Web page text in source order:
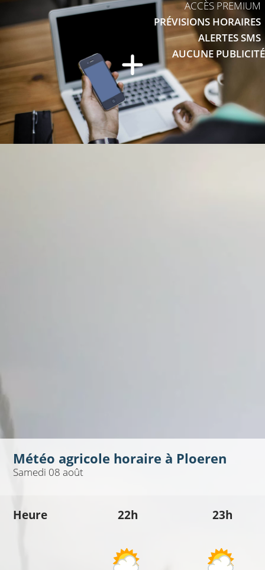
ACCÈS PREMIUM
PRÉVISIONS HORAIRES
ALERTES SMS
AUCUNE PUBLICITÉ
Météo agricole horaire à Ploeren
Samedi 08 août
Heure 22h 23h